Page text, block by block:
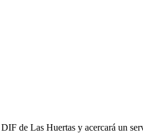
de Las Huertas y acercará un